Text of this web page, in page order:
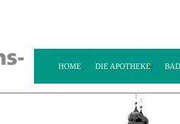
HOME DIE APOTHEKE